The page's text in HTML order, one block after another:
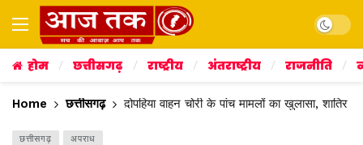
Dark
होम छत्तीसगढ़ राष्ट्रीय अंतराष्ट्रीय राजनीति
Home छत्तीसगढ़ दोपहिया वाहन चोरी के पांच मामलों का खुलासा, शातिर
छत्तीसगढ़ अपराध